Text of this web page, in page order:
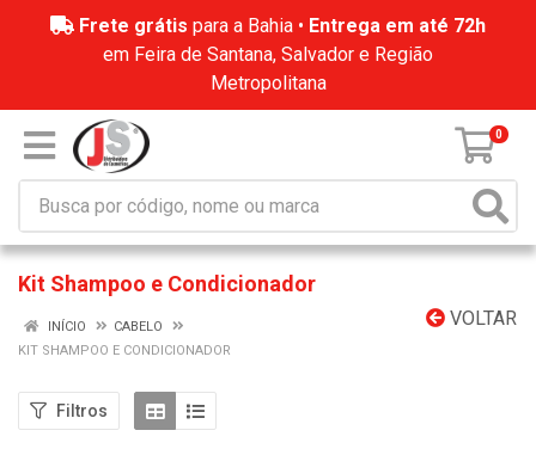
Frete grátis para a Bahia • Entrega em até 72h
em Feira de Santana, Salvador e Região
Metropolitana
0
Kit Shampoo e Condicionador
VOLTAR
INÍCIO
CABELO
KIT SHAMPOO E CONDICIONADOR
Filtros